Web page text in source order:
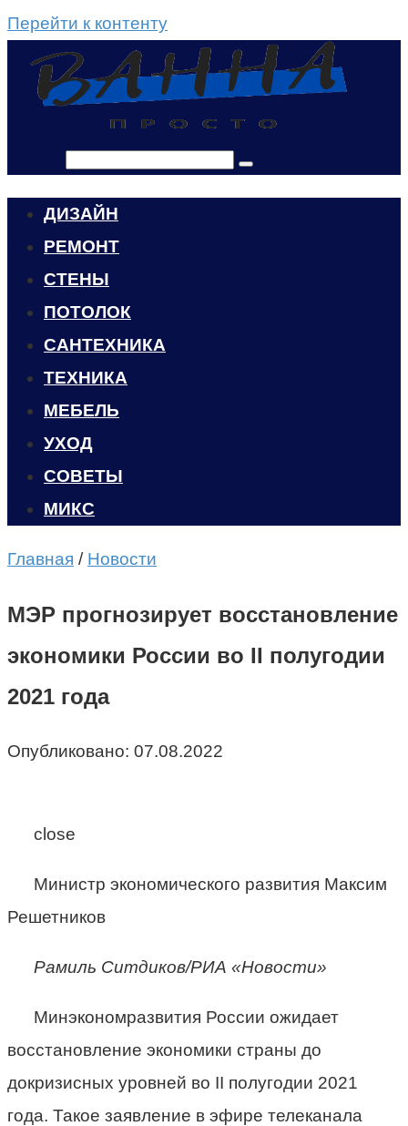
Перейти к контенту
ДИЗАЙН
РЕМОНТ
СТЕНЫ
ПОТОЛОК
САНТЕХНИКА
ТЕХНИКА
МЕБЕЛЬ
УХОД
CОВЕТЫ
МИКС
Главная / Новости
МЭР прогнозирует восстановление
экономики России во II полугодии
2021 года
Опубликовано: 07.08.2022
close
Министр экономического развития Максим
Решетников
Рамиль Ситдиков/РИА «Новости»
Минэкономразвития России ожидает
восстановление экономики страны до
докризисных уровней во II полугодии 2021
года. Такое заявление в эфире телеканала